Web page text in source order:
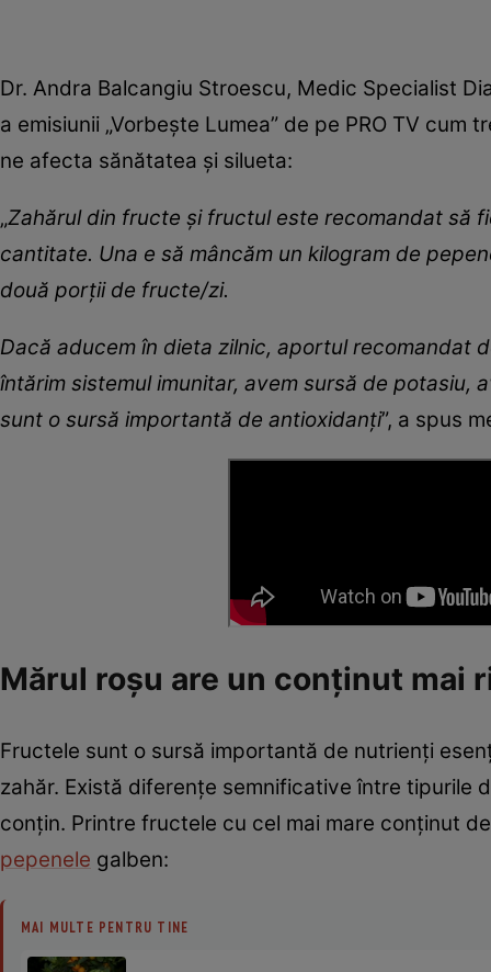
Dr. Andra Balcangiu Stroescu, Medic Specialist
a emisiunii „Vorbește Lumea” de pe PRO TV
ne afecta sănătatea și silueta:
„Zahărul din fructe și fructul este recomandat să
cantitate. Una e să mâncăm un kilogram de
două porții de fructe/zi.
Dacă aducem în dieta zilnic, aportul recomandat
întărim sistemul imunitar, avem sursă de
sunt o sursă importantă de antioxidanți”, a spus
Mărul roșu are un conținut mai
Fructele sunt o sursă importantă de nutrienți
zahăr. Există diferențe semnificative între
conțin. Printre fructele cu cel mai mare conținut
pepenele galben:
MAI MULTE PENTRU TINE